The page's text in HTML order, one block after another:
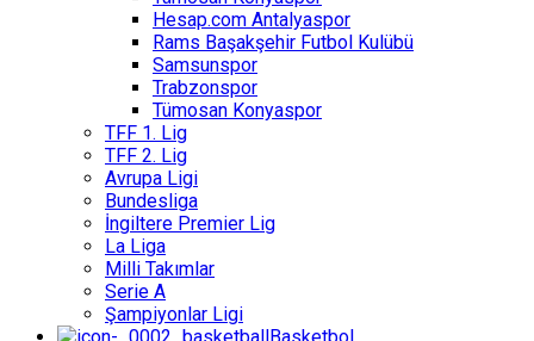
Hesap.com Antalyaspor
Rams Başakşehir Futbol Kulübü
Samsunspor
Trabzonspor
Tümosan Konyaspor
TFF 1. Lig
TFF 2. Lig
Avrupa Ligi
Bundesliga
İngiltere Premier Lig
La Liga
Milli Takımlar
Serie A
Şampiyonlar Ligi